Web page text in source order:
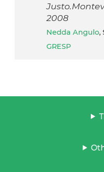
2008
Nedda Angulo,
GRESP